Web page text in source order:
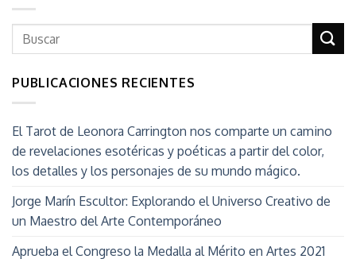
PUBLICACIONES RECIENTES
El Tarot de Leonora Carrington nos comparte un camino
de revelaciones esotéricas y poéticas a partir del color,
los detalles y los personajes de su mundo mágico.
Jorge Marín Escultor: Explorando el Universo Creativo de
un Maestro del Arte Contemporáneo
Aprueba el Congreso la Medalla al Mérito en Artes 2021